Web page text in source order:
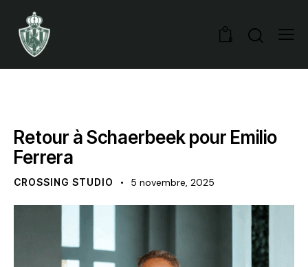
0
Retour à Schaerbeek pour Emilio
Ferrera
CROSSING STUDIO 5 novembre, 2025